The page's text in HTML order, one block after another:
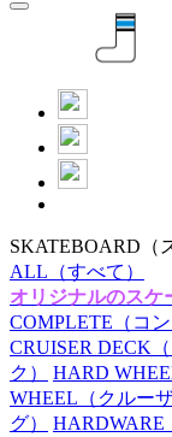
SKATEBOARD （
ALL （すべて）
オリジナルのスケ
COMPLETE （コ
CRUISER DECK
ク）
HARD
WHEEL （クルー
グ）
HARDWARE